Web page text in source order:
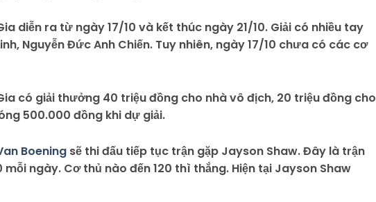
diễn ra từ ngày 17/10 và kết thúc ngày 21/10. Giải có nhiều tay
Nguyễn Đức Anh Chiến. Tuy nhiên, ngày 17/10 chưa có các cơ
có giải thưởng 40 triệu đồng cho nhà vô địch, 20 triệu đồng cho
500.000 đồng khi dự giải.
Boening sẽ thi đấu tiếp tục trận gặp Jayson Shaw. Đây là trận
ngày. Cơ thủ nào đến 120 thì thắng. Hiện tại Jayson Shaw